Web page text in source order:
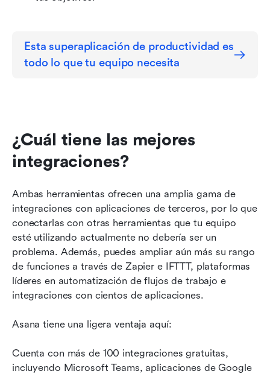
Esta superaplicación de productividad es
todo lo que tu equipo necesita
¿Cuál tiene las mejores
integraciones?
Ambas herramientas ofrecen una amplia gama de
integraciones con aplicaciones de terceros, por lo que
conectarlas con otras herramientas que tu equipo
esté utilizando actualmente no debería ser un
problema. Además, puedes ampliar aún más su rango
de funciones a través de Zapier e IFTTT, plataformas
líderes en automatización de flujos de trabajo e
integraciones con cientos de aplicaciones.
Asana tiene una ligera ventaja aquí:
Cuenta con más de 100 integraciones gratuitas,
incluyendo Microsoft Teams, aplicaciones de Google